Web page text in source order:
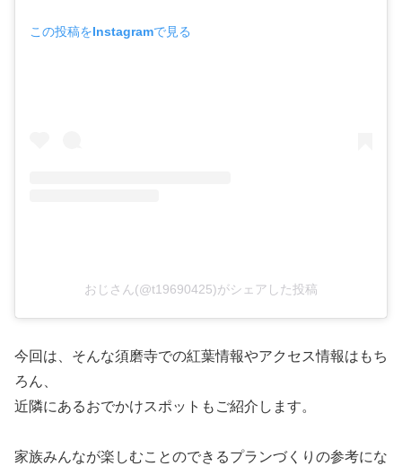
この投稿をInstagramで見る
おじさん(@t19690425)がシェアした投稿
今回は、そんな須磨寺での紅葉情報やアクセス情報はもち
ろん、
近隣にあるおでかけスポットもご紹介します。
家族みんなが楽しむことのできるプランづくりの参考にな